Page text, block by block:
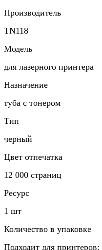
Производитель
TN118
Модель
для лазерного принтера
Назначение
туба с тонером
Тип
черный
Цвет отпечатка
12 000 страниц
Ресурс
1 шт
Количество в упаковке
Подходит для принтеров: